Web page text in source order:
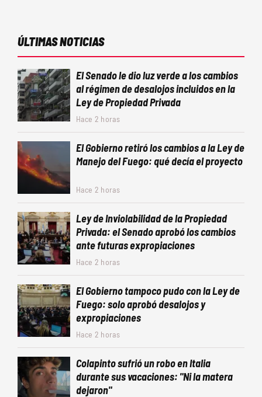
ÚLTIMAS NOTICIAS
El Senado le dio luz verde a los cambios
al régimen de desalojos incluidos en la
Ley de Propiedad Privada
Hace 2 horas
El Gobierno retiró los cambios a la Ley de
Manejo del Fuego: qué decía el proyecto
Hace 2 horas
Ley de Inviolabilidad de la Propiedad
Privada: el Senado aprobó los cambios
ante futuras expropiaciones
Hace 2 horas
El Gobierno tampoco pudo con la Ley de
Fuego: solo aprobó desalojos y
expropiaciones
Hace 2 horas
Colapinto sufrió un robo en Italia
durante sus vacaciones: "Ni la matera
dejaron"